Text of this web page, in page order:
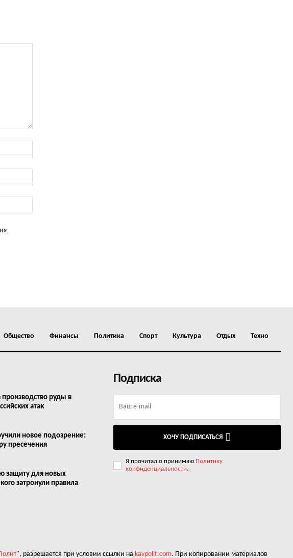
Общество Финансы Политика Спорт Культура Отдых Техно
руды в
атак
новое подозрение:
пресечения
защиту для новых
затронули правила
Подписка
ХОЧУ ПОДПИСАТЬСЯ
Я прочитал о принимаю Политику
конфиденциальности.
", разрешается при условии ссылки на kavpolit.com. При копировании материалов